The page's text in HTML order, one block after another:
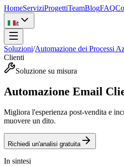
HomeServiziProgettiTeamBlogFAQ
it
Soluzioni/Automazione dei Processi
Clienti
Soluzione su misura
Automazione Email
Migliora l'esperienza post-vendita e
muovere un dito.
Richiedi un'analisi gratuita
In sintesi